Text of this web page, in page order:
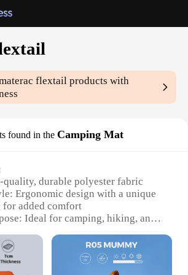
flextail products with
found in the Camping Mat
durable polyester fabric
Ergonomic design with a unique
added comfort
Ideal for camping, hiking, and
Compact and lightweight, easily
Property: Water-resistant and